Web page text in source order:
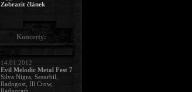
Zobrazit článek
Koncerty:
14.01.2012
Evil Melodic Metal Fest 7
Silva Nigra, Sezarbil,
Radogost, Ill Crow,